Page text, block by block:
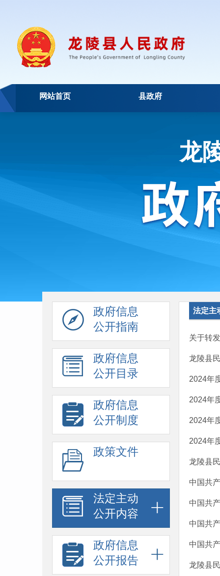
网站首页 县政府
龙
政府信息
公开指南
政府信息
公开目录
政府信息
公开制度
政策文件
法定主动
公开内容
政府信息
公开报告
法定主
关于转
龙陵县
2024年
2024年
2024年
2024年
龙陵县
中国共
中国共
中国共
中国共
龙陵县